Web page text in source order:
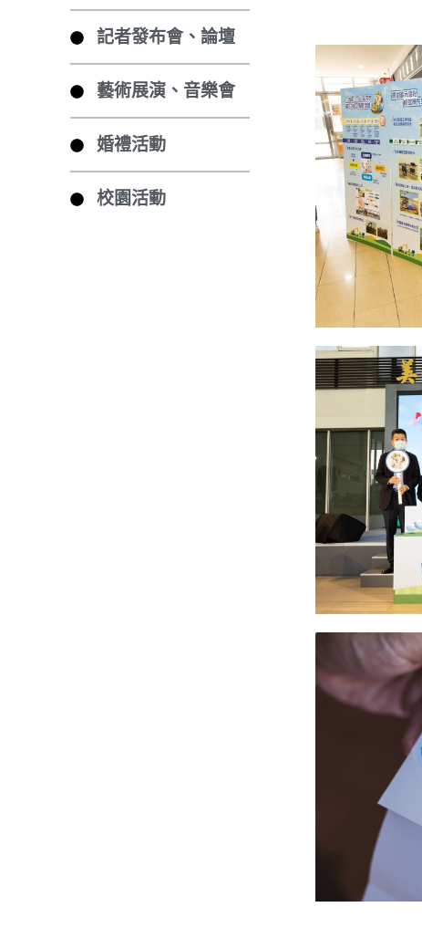
記者發布會、論壇
藝術展演、音樂會
婚禮活動
校園活動